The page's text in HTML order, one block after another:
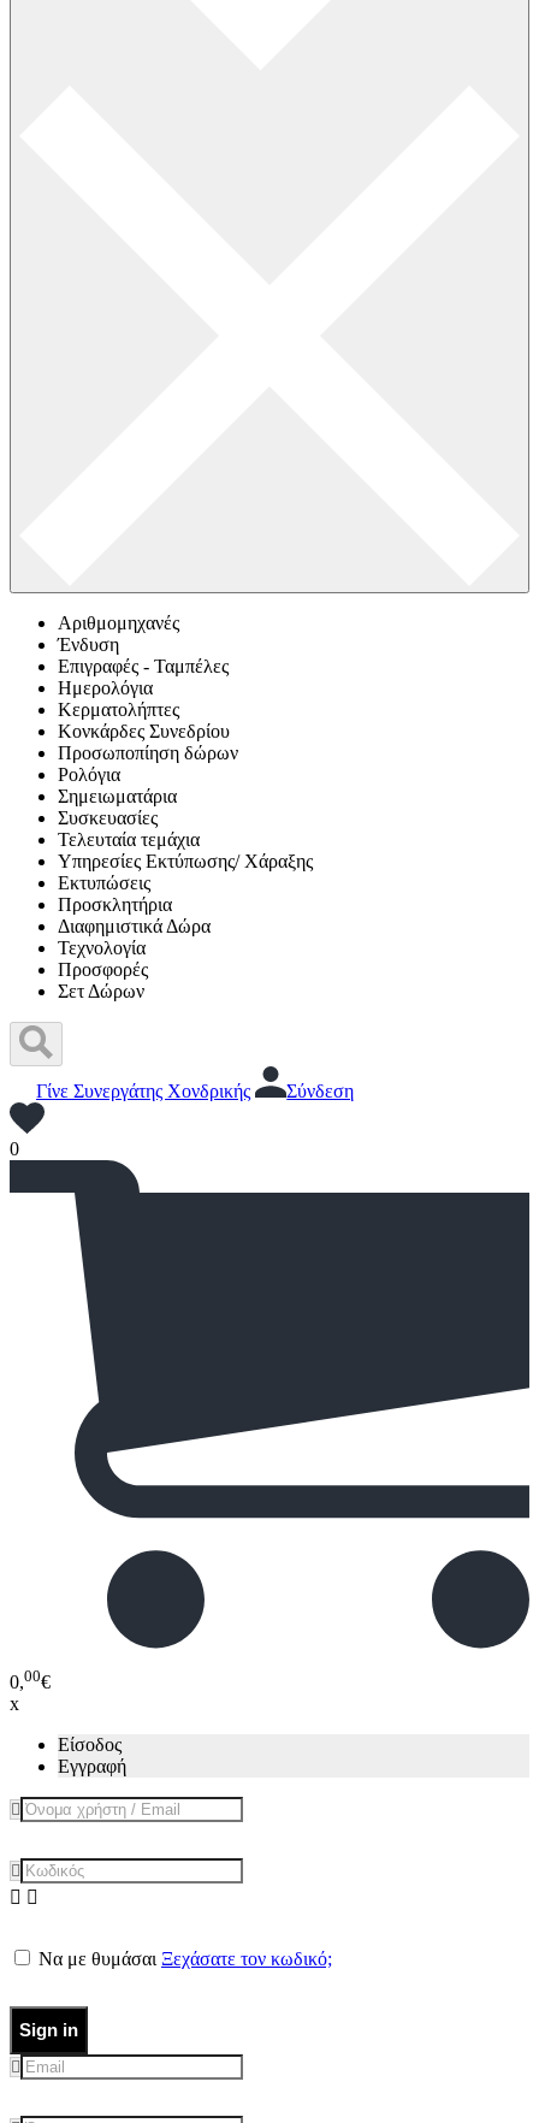
Αριθμομηχανές
Ένδυση
Επιγραφές - Ταμπέλες
Ημερολόγια
Κερματολήπτες
Κονκάρδες Συνεδρίου
Προσωποπίηση δώρων
Ρολόγια
Σημειωματάρια
Συσκευασίες
Τελευταία τεμάχια
Υπηρεσίες Εκτύπωσης/ Χάραξης
Εκτυπώσεις
Προσκλητήρια
Διαφημιστικά Δώρα
Τεχνολογία
Προσφορές
Σετ Δώρων
Γίνε Συνεργάτης Χονδρικής Σύνδεση
0
0,00€
x
Είσοδος
Εγγραφή
Να με θυμάσαι Ξεχάσατε τον κωδικό;
Sign in